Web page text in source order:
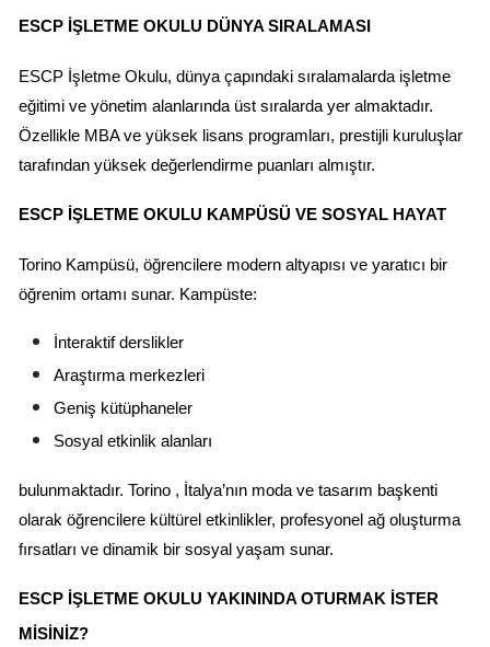
ESCP İŞLETME OKULU DÜNYA SIRALAMASI
ESCP İşletme Okulu, dünya çapındaki sıralamalarda işletme
eğitimi ve yönetim alanlarında üst sıralarda yer almaktadır.
Özellikle MBA ve yüksek lisans programları, prestijli kuruluşlar
tarafından yüksek değerlendirme puanları almıştır.
ESCP İŞLETME OKULU KAMPÜSÜ VE SOSYAL HAYAT
Torino Kampüsü, öğrencilere modern altyapısı ve yaratıcı bir
öğrenim ortamı sunar. Kampüste:
İnteraktif derslikler
Araştırma merkezleri
Geniş kütüphaneler
Sosyal etkinlik alanları
bulunmaktadır. Torino , İtalya’nın moda ve tasarım başkenti
olarak öğrencilere kültürel etkinlikler, profesyonel ağ oluşturma
fırsatları ve dinamik bir sosyal yaşam sunar.
ESCP İŞLETME OKULU YAKININDA OTURMAK İSTER
MISINIZ?